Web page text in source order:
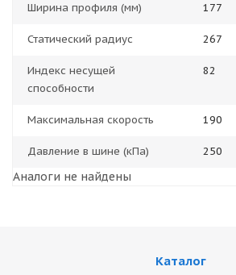
Ширина профиля (мм) 177
Статический радиус 267
Индекс несущей
способности
82
Максимальная скорость 190
Давление в шине (кПа) 250
Аналоги не найдены
Каталог